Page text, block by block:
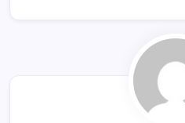
ar
tir